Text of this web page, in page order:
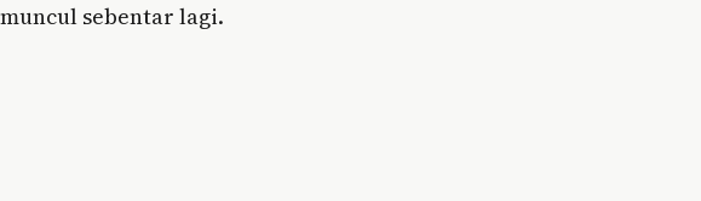
muncul sebentar lagi.